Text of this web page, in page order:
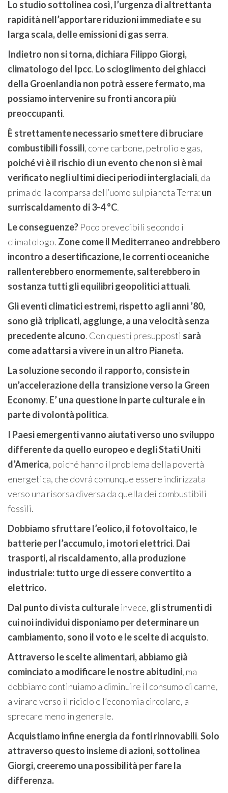
Lo studio sottolinea così, l’urgenza di altrettanta
rapidità nell’apportare riduzioni immediate e su
larga scala, delle emissioni di gas serra.
Indietro non si torna, dichiara Filippo Giorgi,
climatologo del Ipcc. Lo scioglimento dei ghiacci
della Groenlandia non potrà essere fermato, ma
possiamo intervenire su frontiancora più
preoccupanti.
È strettamente necessario smettere di bruciare
combustibili fossili, come carbone, petrolio e gas,
poiché vi è il rischio di un evento che non si è mai
verificato negli ultimi dieci periodi interglaciali, da
prima della comparsa dell’uomo sul pianeta Terra: un
surriscaldamento di 3-4 °C.
Le conseguenze? Poco prevedibili secondo il
climatologo. Zone come il Mediterraneo andrebbero
incontro a desertificazione, le correnti oceaniche
rallenterebbero enormemente, salterebbero in
sostanza tutti gli equilibri geopolitici attuali.
Gli eventi climatici estremi, rispetto agli anni ’80,
sono già triplicati, aggiunge, a una velocità senza
precedente alcuno. Con questi presupposti sarà
come adattarsi a vivere in un altro Pianeta.
La soluzione secondo il rapporto, consiste in
un’accelerazione della transizione verso la Green
Economy. E’ una questione in parte culturale e in
parte di volontà politica.
I Paesi emergenti vanno aiutati verso uno sviluppo
differente da quello europeo e degli Stati Uniti
d’America, poiché hanno il problema della povertà
energetica, che dovrà comunque essere indirizzata
verso una risorsa diversa da quella dei combustibili
fossili.
Dobbiamo sfruttare l’eolico, il fotovoltaico, le
batterie per l’accumulo, i motori elettrici. Dai
trasporti, al riscaldamento, alla produzione
industriale: tutto urge di essere convertito a
elettrico.
Dal punto di vista culturaleinvece, gli strumenti di
cui noi individui disponiamo per determinare un
cambiamento, sono il voto e le scelte di acquisto.
Attraverso le scelte alimentari, abbiamo già
cominciato a modificare le nostre abitudini, ma
dobbiamo continuiamo a diminuire il consumo di carne,
a virare verso il riciclo e l’economia circolare, a
sprecare meno in generale.
Acquistiamo infine energia da fonti rinnovabili.Solo
attraverso questo insieme di azioni, sottolinea
Giorgi, creeremo una possibilità per fare la
differenza.